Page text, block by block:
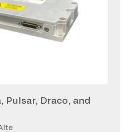
Pulsar, Draco, and